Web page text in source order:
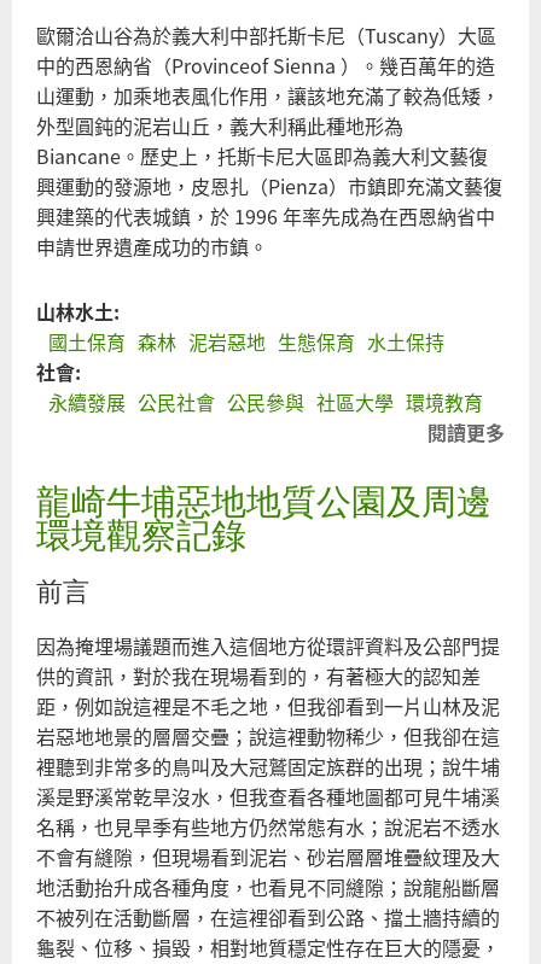
歐爾洽山谷為於義大利中部托斯卡尼（Tuscany）大區
中的西恩納省（Provinceof Sienna ）。幾百萬年的造
山運動，加乘地表風化作用，讓該地充滿了較為低矮，
外型圓鈍的泥岩山丘，義大利稱此種地形為
Biancane。歷史上，托斯卡尼大區即為義大利文藝復
興運動的發源地，皮恩扎（Pienza）市鎮即充滿文藝復
興建築的代表城鎮，於 1996 年率先成為在西恩納省中
申請世界遺產成功的市鎮。
山林水土:
國土保育 森林 泥岩惡地 生態保育 水土保持
社會:
永續發展 公民社會 公民參與 社區大學 環境教育
閱讀更多
龍崎牛埔惡地地質公園及周邊
環境觀察記錄
前言
因為掩埋場議題而進入這個地方從環評資料及公部門提
供的資訊，對於我在現場看到的，有著極大的認知差
距，例如說這裡是不毛之地，但我卻看到一片山林及泥
岩惡地地景的層層交疊；說這裡動物稀少，但我卻在這
裡聽到非常多的鳥叫及大冠鷲固定族群的出現；說牛埔
溪是野溪常乾旱沒水，但我查看各種地圖都可見牛埔溪
名稱，也見旱季有些地方仍然常態有水；說泥岩不透水
不會有縫隙，但現場看到泥岩、砂岩層層堆疊紋理及大
地活動抬升成各種角度，也看見不同縫隙；說龍船斷層
不被列在活動斷層，在這裡卻看到公路、擋土牆持續的
龜裂、位移、損毀，相對地質穩定性存在巨大的隱憂，